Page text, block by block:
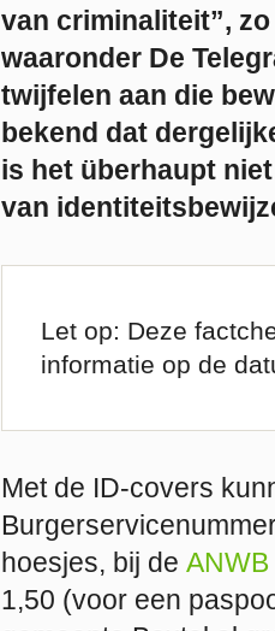
van criminaliteit”, zo
waaronder De
twijfelen aan die
bekend dat
is het überhaupt
van
Let op: Deze
informatie op de
Met de ID-covers
hoesjes, bij de
1,50 (voor een